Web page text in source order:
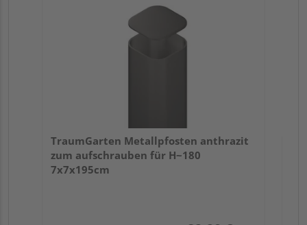
TraumGarten Metallpfosten anthrazit
zum aufschrauben für H~180
7x7x195cm